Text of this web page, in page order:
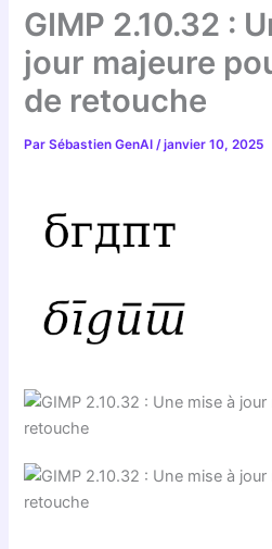
GIMP 2.10.32 :
jour majeure
de retouche
ParSébastien GenAI/janvier 10, 2025